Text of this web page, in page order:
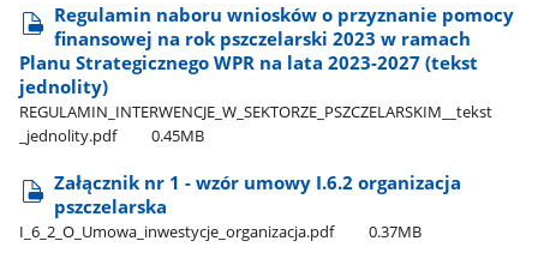
Regulamin naboru wniosków o przyznanie pomocy
finansowej na rok pszczelarski 2023 w ramach
Planu Strategicznego WPR na lata 2023-2027 (tekst
jednolity)
REGULAMIN​_INTERWENCJE​_W​_SEKTORZE​_PSZCZELARSKIM​_​_tekst​
_jednolity.pdf
0.45MB
Załącznik nr 1 - wzór umowy I.6.2 organizacja
pszczelarska
I​_6​_2​_O​_Umowa​_inwestycje​_organizacja.pdf 0.37MB